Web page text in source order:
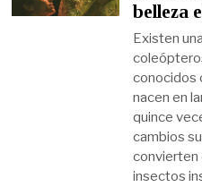
belleza
Existen
conocidos
nacen en
quince
cambios
convierten
insectos